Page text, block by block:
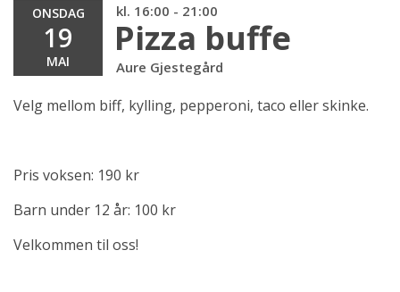
ONSDAG
19
MAI
kl. 16:00 - 21:00
Pizza buffe
Aure Gjestegård
Velg mellom biff, kylling, pepperoni, taco eller skinke.
Pris voksen: 190 kr
Barn under 12 år: 100 kr
Velkommen til oss!